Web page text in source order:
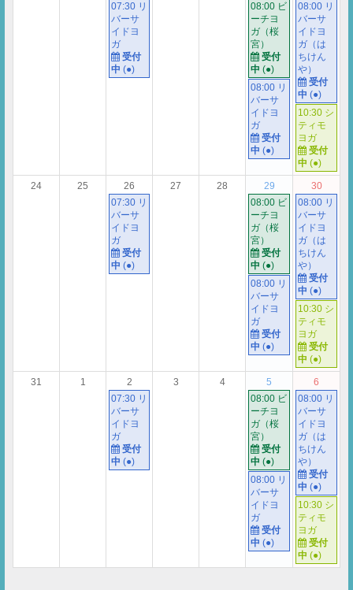
07:30 リ
バーサ
イドヨ
ガ
受付
中 (●)
08:00 ビ
ーチヨ
ガ（桜
宮）
受付
中 (●)
08:00 リ
バーサ
イドヨ
ガ
受付
中 (●)
08:00 リ
バーサ
イドヨ
ガ（は
ちけん
や）
受付
中 (●)
10:30 シ
ティモ
ヨガ
受付
中 (●)
24 25
26
07:30 リ
バーサ
イドヨ
ガ
受付
中 (●)
27 28
29
08:00 ビ
ーチヨ
ガ（桜
宮）
受付
中 (●)
08:00 リ
バーサ
イドヨ
ガ
受付
中 (●)
30
08:00 リ
バーサ
イドヨ
ガ（は
ちけん
や）
受付
中 (●)
10:30 シ
ティモ
ヨガ
受付
中 (●)
31 1
2
07:30 リ
バーサ
イドヨ
ガ
受付
中 (●)
3 4
5
08:00 ビ
ーチヨ
ガ（桜
宮）
受付
中 (●)
08:00 リ
バーサ
イドヨ
ガ
受付
中 (●)
6
08:00 リ
バーサ
イドヨ
ガ（は
ちけん
や）
受付
中 (●)
10:30 シ
ティモ
ヨガ
受付
中 (●)